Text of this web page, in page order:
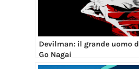
Devilman: il grande uomo
Go Nagai